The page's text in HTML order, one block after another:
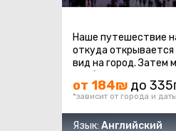
Наше путешествие
откуда
вид на город. Затем
от 184₪ до
*зависит от города и даты
Язык:Английский